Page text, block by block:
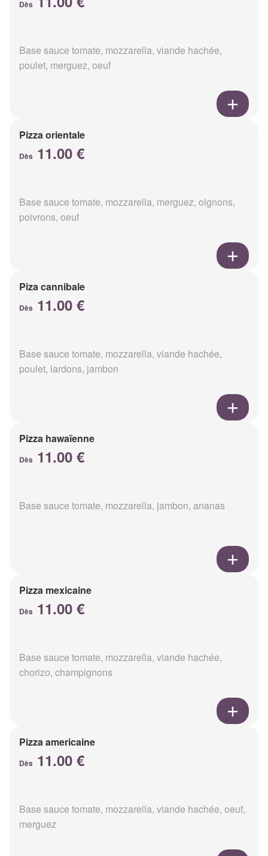
Dès
Base sauce tomate, mozzarella, viande hachée,
poulet, merguez, oeuf
Pizza orientale
Dès 11.00 €
Base sauce tomate, mozzarella, merguez, oignons,
poivrons, oeuf
Piza cannibale
Dès 11.00 €
Base sauce tomate, mozzarella, viande hachée,
poulet, lardons, jambon
Pizza hawaïenne
Dès 11.00 €
Base sauce tomate, mozzarella, jambon, ananas
Pizza mexicaine
Dès 11.00 €
Base sauce tomate, mozzarella, viande hachée,
chorizo, champignons
Pizza americaine
Dès 11.00 €
Base sauce tomate, mozzarella, viande hachée, oeuf,
merguez